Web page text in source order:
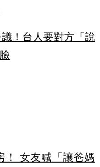
！台人要對方「說
！ 女友喊「讓爸媽